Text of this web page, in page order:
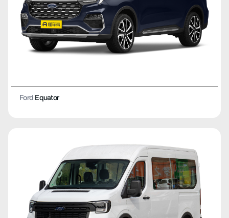
Ford Equator